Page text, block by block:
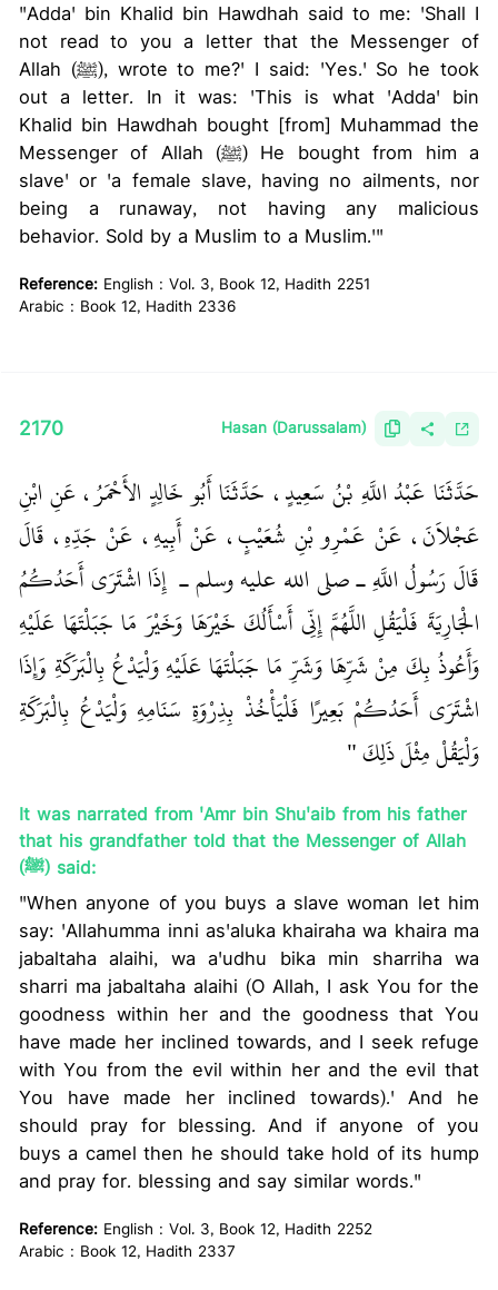
"Adda' bin Khalid bin Hawdhah said to me: 'Shall I
not read to you a letter that the Messenger of
Allah (ﷺ), wrote to me?' I said: 'Yes.' So he took
out a letter. In it was: 'This is what 'Adda' bin
Khalid bin Hawdhah bought [from] Muhammad the
Messenger of Allah (ﷺ) He bought from him a
slave' or 'a female slave, having no ailments, nor
being a runaway, not having any malicious
behavior. Sold by a Muslim to a Muslim.'"
Reference: English : Vol. 3, Book 12, Hadith 2251
Arabic : Book 12, Hadith 2336
2170 Hasan (Darussalam)
حَدَّثَنَا عَبْدُ اللَّهِ بْنُ سَعِيدٍ، حَدَّثَنَا أَبُو خَالِدٍ الأَحْمَرُ، عَنِ ابْنِ
عَجْلاَنَ، عَنْ عَمْرِو بْنِ شُعَيْبٍ، عَنْ أَبِيهِ، عَنْ جَدِّهِ، قَالَ
قَالَ رَسُولُ اللَّهِ ـ صلى الله عليه وسلم ـ ‏ ‏ إِذَا اشْتَرَى أَحَدُكُمُ
الْجَارِيَةَ فَلْيَقُلِ اللَّهُمَّ إِنِّي أَسْأَلُكَ خَيْرَهَا وَخَيْرَ مَا جَبَلْتَهَا عَلَيْهِ
وَأَعُوذُ بِكَ مِنْ شَرِّهَا وَشَرِّ مَا جَبَلْتَهَا عَلَيْهِ وَلْيَدْعُ بِالْبَرَكَةِ وَإِذَا
اشْتَرَى أَحَدُكُمْ بَعِيرًا فَلْيَأْخُذْ بِذِرْوَةِ سَنَامِهِ وَلْيَدْعُ بِالْبَرَكَةِ
وَلْيَقُلْ مِثْلَ ذَلِكَ ‏"
It was narrated from 'Amr bin Shu'aib from his father
that his grandfather told that the Messenger of Allah
(ﷺ) said:
"When anyone of you buys a slave woman let him
say: 'Allahumma inni as'aluka khairaha wa khaira ma
jabaltaha alaihi, wa a'udhu bika min sharriha wa
sharri ma jabaltaha alaihi (O Allah, I ask You for the
goodness within her and the goodness that You
have made her inclined towards, and I seek refuge
with You from the evil within her and the evil that
You have made her inclined towards).' And he
should pray for blessing. And if anyone of you
buys a camel then he should take hold of its hump
and pray for. blessing and say similar words."
Reference: English : Vol. 3, Book 12, Hadith 2252
Arabic : Book 12, Hadith 2337